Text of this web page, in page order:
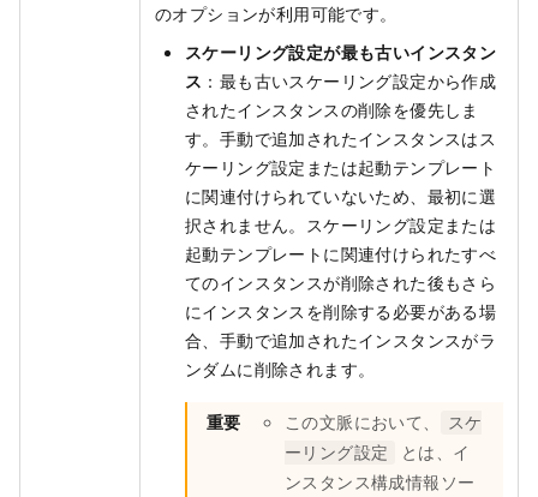
のオプションが利用可能です。
スケーリング設定が最も古いインスタン
ス ：最も古いスケーリング設定から作成
されたインスタンスの削除を優先しま
す。手動で追加されたインスタンスはス
ケーリング設定または起動テンプレート
に関連付けられていないため、最初に選
択されません。スケーリング設定または
起動テンプレートに関連付けられたすべ
てのインスタンスが削除された後もさら
にインスタンスを削除する必要がある場
合、手動で追加されたインスタンスがラ
ンダムに削除されます。
重要 この文脈において、
スケ
ーリング設定
とは、イ
ンスタンス構成情報ソー